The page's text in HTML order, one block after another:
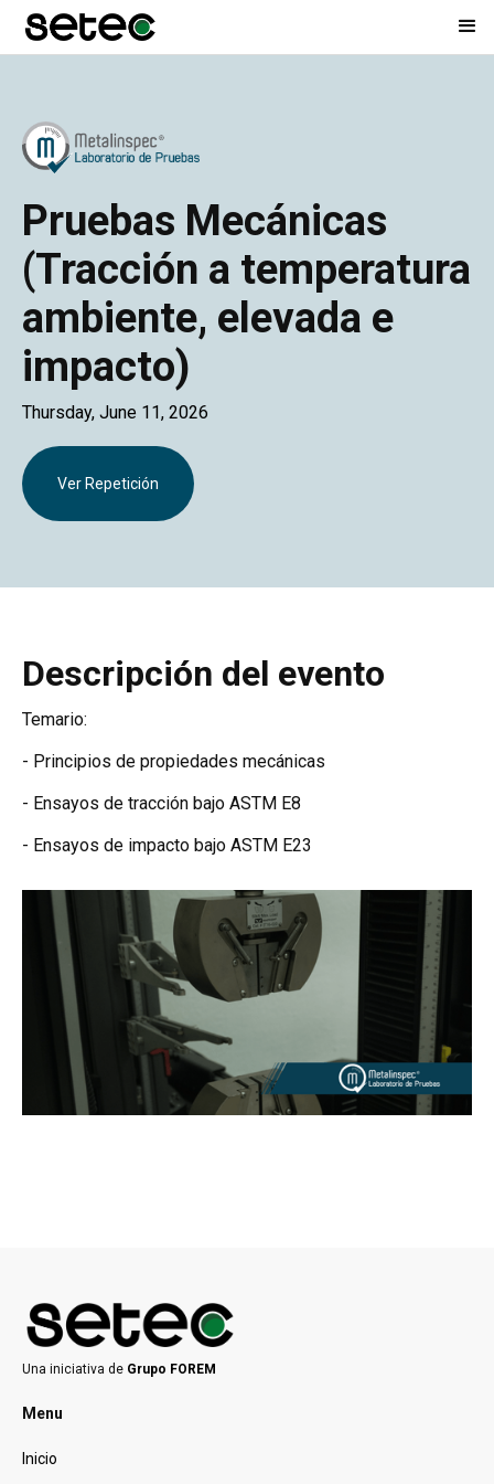
Pruebas Mecánicas
(Tracción a temperatura
ambiente, elevada e
impacto)
Thursday, June 11, 2026
Ver Repetición
Descripción del evento
Temario:
- Principios de propiedades mecánicas
- Ensayos de tracción bajo ASTM E8
- Ensayos de impacto bajo ASTM E23
Una iniciativa de Grupo FOREM
Menu
Inicio